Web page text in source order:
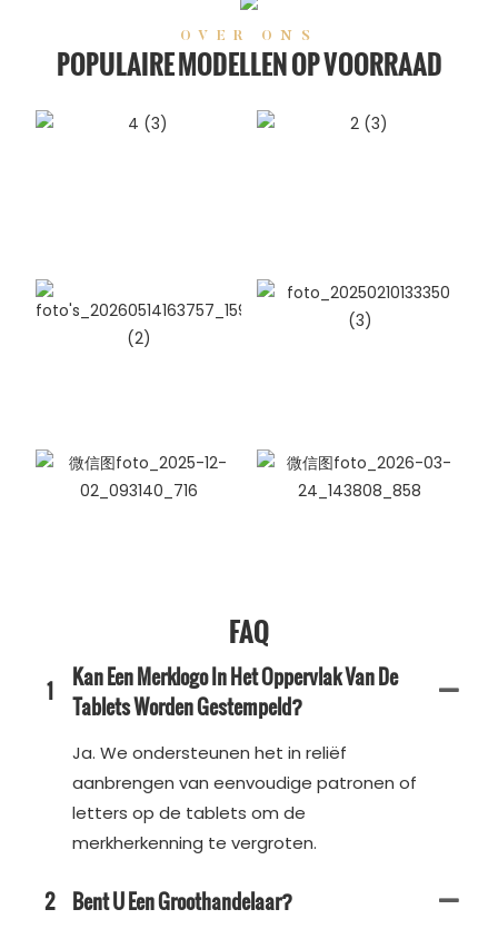
OVER ONS
POPULAIRE MODELLEN OP VOORRAAD
FAQ
1
Kan Een Merklogo In Het Oppervlak Van De
Tablets Worden Gestempeld?
Ja. We ondersteunen het in reliëf
aanbrengen van eenvoudige patronen of
letters op de tablets om de
merkherkenning te vergroten.
2 Bent U Een Groothandelaar?